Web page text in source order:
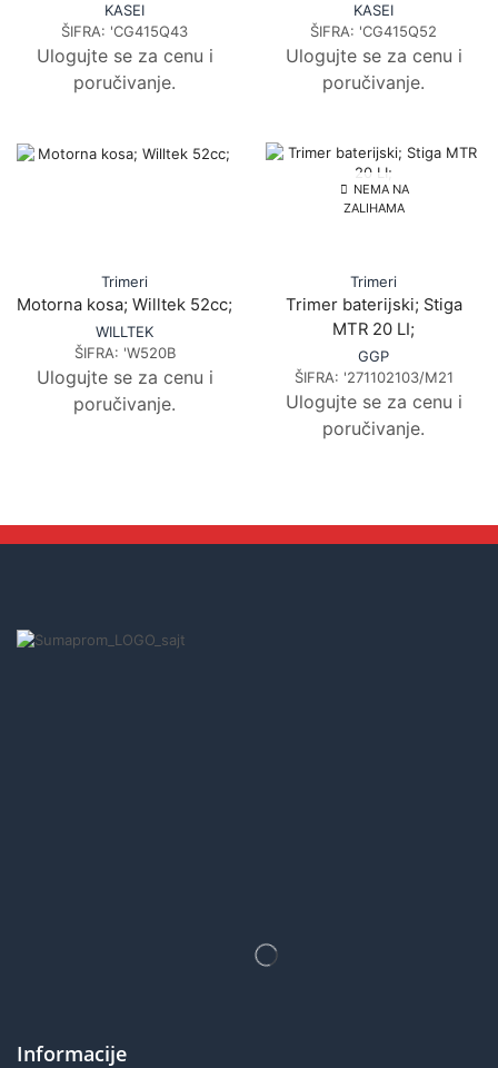
KASEI
ŠIFRA: 'CG415Q43
Ulogujte se za cenu i
poručivanje.
KASEI
ŠIFRA: 'CG415Q52
Ulogujte se za cenu i
poručivanje.
Trimeri
Motorna kosa; Willtek 52cc;
WILLTEK
ŠIFRA: 'W520B
Ulogujte se za cenu i
poručivanje.
NEMA NA
ZALIHAMA
Trimeri
Trimer baterijski; Stiga
MTR 20 LI;
GGP
ŠIFRA: '271102103/M21
Ulogujte se za cenu i
poručivanje.
Informacije